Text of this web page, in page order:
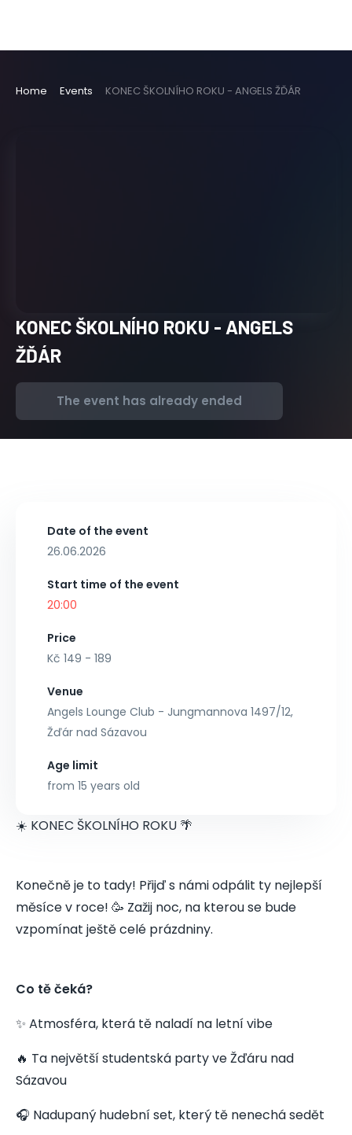
Home Events KONEC ŠKOLNÍHO ROKU - ANGELS ŽĎÁR
KONEC ŠKOLNÍHO ROKU - ANGELS
ŽĎÁR
The event has already ended
Date of the event
26.06.2026
Start time of the event
20:00
Price
Kč 149 - 189
Venue
Angels Lounge Club - Jungmannova 1497/12,
Žďár nad Sázavou
Age limit
from 15 years old
☀️ KONEC ŠKOLNÍHO ROKU 🌴
Konečně je to tady! Přijď s námi odpálit ty nejlepší
měsíce v roce! 🥳 Zažij noc, na kterou se bude
vzpomínat ještě celé prázdniny.
Co tě čeká?
✨ Atmosféra, která tě naladí na letní vibe
🔥 Ta největší studentská party ve Žďáru nad
Sázavou
🎧 Nadupaný hudební set, který tě nenechá sedět